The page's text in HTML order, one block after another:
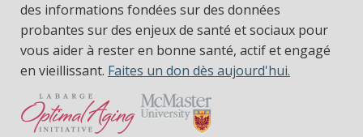
des informations fondées sur des données
probantes sur des enjeux de santé et sociaux pour
vous aider à rester en bonne santé, actif et engagé
en vieillissant. Faites un don dès aujourd'hui.